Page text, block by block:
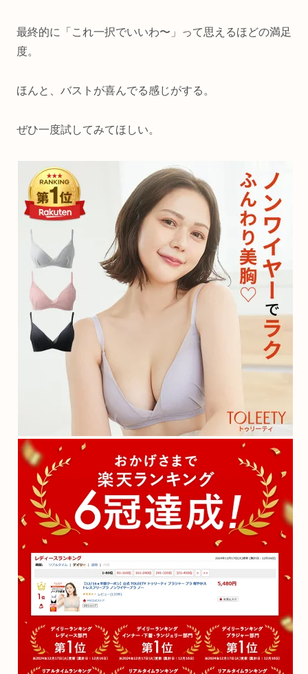
最終的に「これ一択でいいわ〜」って思えるほどの満足
度。
ほんと、バストが喜んでる感じがする。
ぜひ一度試してみてほしい。